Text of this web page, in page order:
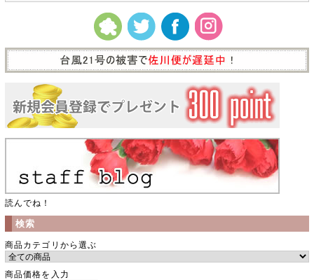
読んでね！
検索
商品カテゴリから選ぶ
商品価格を入力